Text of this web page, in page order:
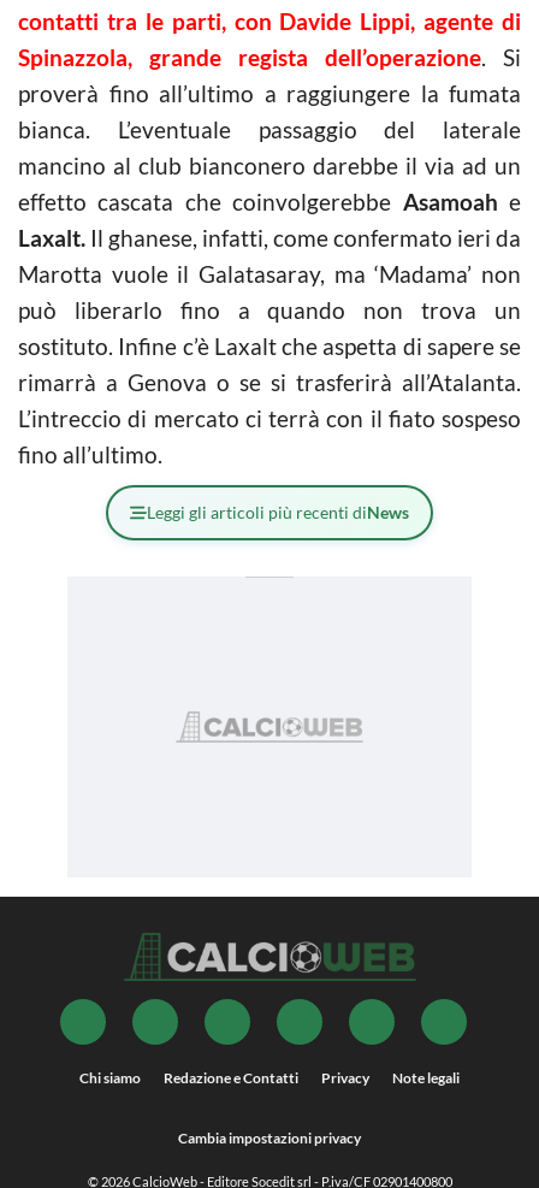
contatti tra le parti, con Davide Lippi, agente di
Spinazzola, grande regista dell’operazione. Si
proverà fino all’ultimo a raggiungere la fumata
bianca. L’eventuale passaggio del laterale
mancino al club bianconero darebbe il via ad un
effetto cascata che coinvolgerebbe Asamoah e
Laxalt. Il ghanese, infatti, come confermato ieri da
Marotta vuole il Galatasaray, ma ‘Madama’ non
può liberarlo fino a quando non trova un
sostituto. Infine c’è Laxalt che aspetta di sapere se
rimarrà a Genova o se si trasferirà all’Atalanta.
L’intreccio di mercato ci terrà con il fiato sospeso
fino all’ultimo.
Leggi gli articoli più recenti diNews
Chi siamo Redazione e Contatti Privacy Note legali
Cambia impostazioni privacy
© 2026CalcioWeb- Editore Socedit srl - P.iva/CF 02901400800